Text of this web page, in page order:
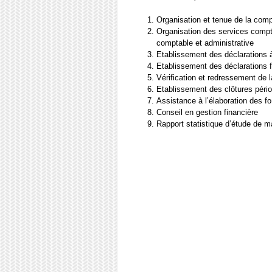
Organisation et tenue de la
Organisation des services
comptable et administrative
Etablissement des déclarations
Etablissement des déclarations
Vérification et redressement de
Etablissement des clôtures
Assistance à l’élaboration des
Conseil en gestion financière
Rapport statistique d’étude de